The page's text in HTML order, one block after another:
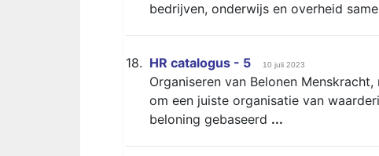
bedrijven, onderwijs en overheid
18. HR catalogus - 5 10 juli 2023
Organiseren van Belonen
om een juiste organisatie van
beloning gebaseerd ...